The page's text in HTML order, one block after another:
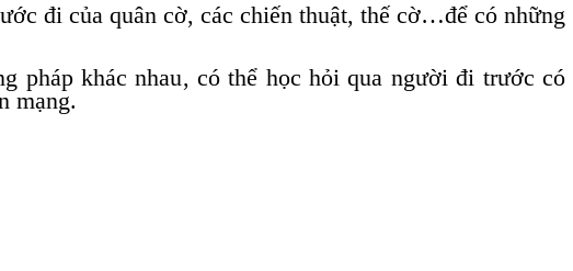
đi của quân cờ, các chiến thuật, thế cờ…để có những
pháp khác nhau, có thể học hỏi qua người đi trước có
mạng.